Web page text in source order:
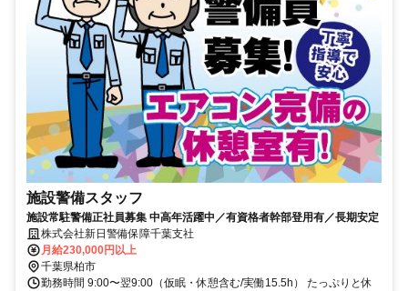
施設警備スタッフ
施設常駐警備正社員募集 中高年活躍中／有資格者幹部登用有／長期安定
株式会社新日警備保障千葉支社
月給230,000円以上
千葉県柏市
勤務時間 9:00〜翌9:00（仮眠・休憩含む/実働15.5h） たっぷりと休